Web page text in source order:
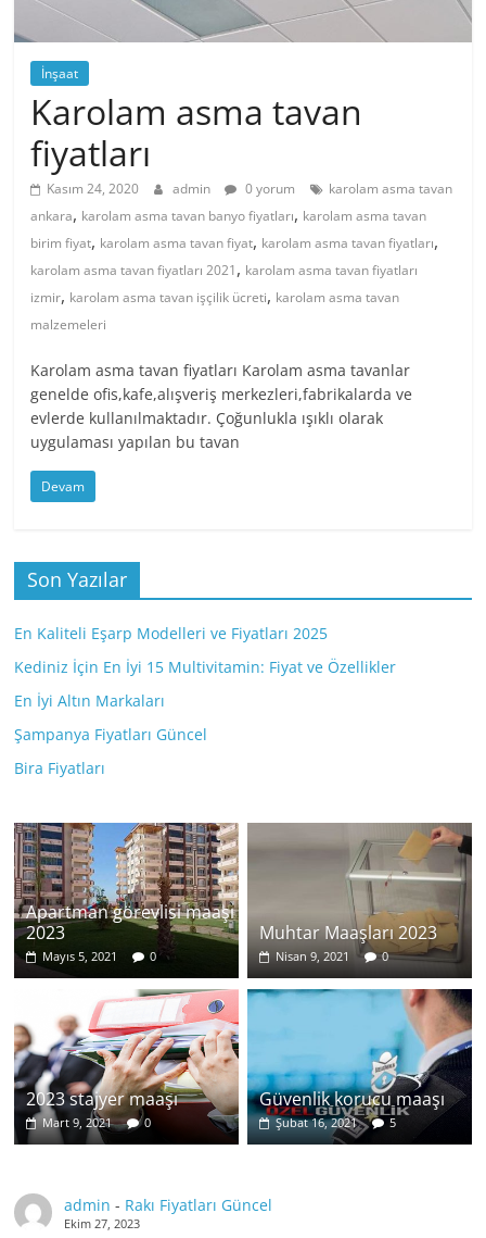
İnşaat
Karolam asma tavan
fiyatları
Kasım 24, 2020 admin 0 yorum
karolam asma tavan
ankara, karolam asma tavan banyo fiyatları, karolam asma tavan
birim fiyat, karolam asma tavan fiyat, karolam asma tavan fiyatları,
karolam asma tavan fiyatları 2021, karolam asma tavan fiyatları
izmir, karolam asma tavan işçilik ücreti, karolam asma tavan
malzemeleri
Karolam asma tavan fiyatları Karolam asma tavanlar
genelde ofis,kafe,alışveriş merkezleri,fabrikalarda ve
evlerde kullanılmaktadır. Çoğunlukla ışıklı olarak
uygulaması yapılan bu tavan
Devam
Son Yazılar
En Kaliteli Eşarp Modelleri ve Fiyatları 2025
Kediniz İçin En İyi 15 Multivitamin: Fiyat ve Özellikler
En İyi Altın Markaları
Şampanya Fiyatları Güncel
Bira Fiyatları
Apartman görevlisi maaşı
2023
Mayıs 5, 2021 0
Muhtar Maaşları 2023
Nisan 9, 2021 0
2023 stajyer maaşı
Mart 9, 2021 0
Güvenlik korucu maaşı
Şubat 16, 2021 5
admin - Rakı Fiyatları Güncel
Ekim 27, 2023